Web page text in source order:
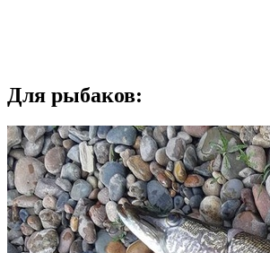
Для рыбаков: